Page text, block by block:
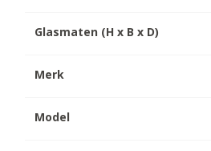
Glasmaten (H x B x D)
Merk
Model